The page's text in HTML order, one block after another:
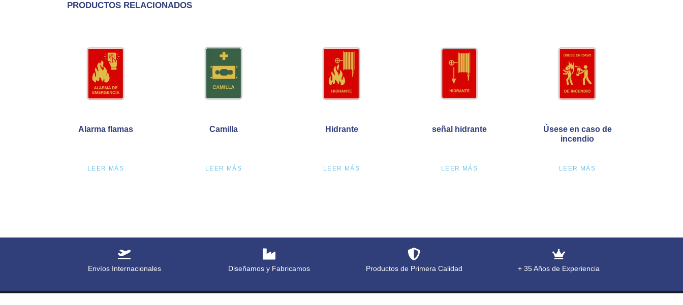
PRODUCTOS RELACIONADOS
Alarma flamas
LEER MÁS
Camilla
LEER MÁS
Hidrante
LEER MÁS
señal hidrante
LEER MÁS
Úsese en caso de
incendio
LEER MÁS
Envíos Internacionales Diseñamos y Fabricamos Productos de Primera Calidad + 35 Años de Experiencia